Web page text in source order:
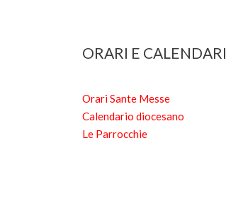
ORARI E CALENDARI
Orari Sante Messe
Calendario diocesano
Le Parrocchie